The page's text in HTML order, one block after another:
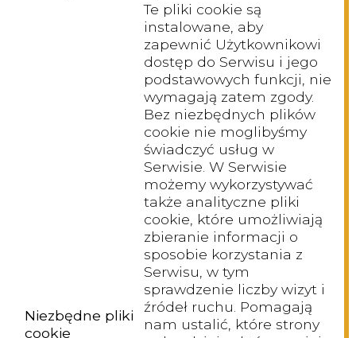
Niezbędne pliki
cookie
Te pliki cookie są
instalowane, aby
zapewnić Użytkownikowi
dostęp do Serwisu i jego
podstawowych funkcji, nie
wymagają zatem zgody.
Bez niezbędnych plików
cookie nie moglibyśmy
świadczyć usług w
Serwisie. W Serwisie
możemy wykorzystywać
także analityczne pliki
cookie, które umożliwiają
zbieranie informacji o
sposobie korzystania z
Serwisu, w tym
sprawdzenie liczby wizyt i
źródeł ruchu. Pomagają
nam ustalić, które strony